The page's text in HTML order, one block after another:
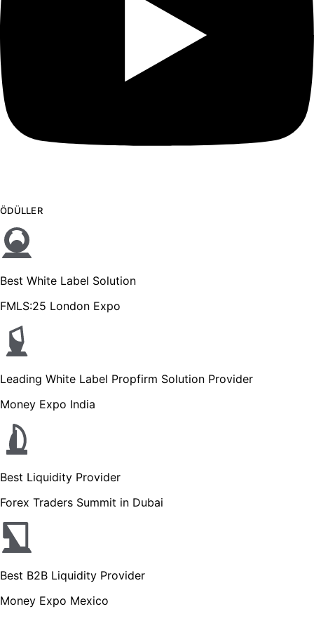
ÖDÜLLER
Best White Label Solution
FMLS:25 London Expo
Leading White Label Propfirm Solution Provider
Money Expo India
Best Liquidity Provider
Forex Traders Summit in Dubai
Best B2B Liquidity Provider
Money Expo Mexico